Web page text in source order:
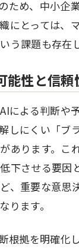
ため、中小企
にとっては、
う課題も存在
能性と信頼
による判断や
しにくい「ブ
あります。こ
下させる要因
、重要な意思
ります。
根拠を明確化